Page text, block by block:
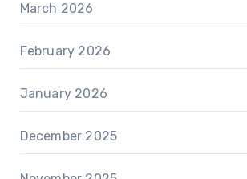
March 2026
February 2026
January 2026
December 2025